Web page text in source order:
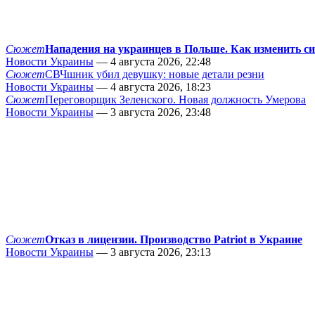
СюжетНападения на украинцев в Польше. Как изменить
Новости Украины — 4 августа 2026, 22:48
СюжетСВЧшник убил девушку: новые детали резни
Новости Украины — 4 августа 2026, 18:23
СюжетПереговорщик Зеленского. Новая должность Умерова
Новости Украины — 3 августа 2026, 23:48
СюжетОтказ в лицензии. Производство Patriot в Украине
Новости Украины — 3 августа 2026, 23:13